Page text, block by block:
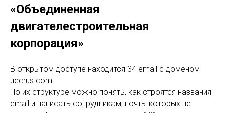
«Объединенная
двигателестроительная
корпорация»
В открытом доступе находится 34 email с доменом
uecrus.com.
По их структуре можно понять, как строятся названия
email и написать сотрудникам, почты которых не